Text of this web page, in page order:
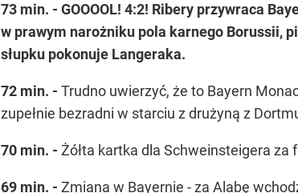
73 min. - GOOOOL! 4:2! Ribery przywraca
w prawym narożniku pola karnego Borussii,
słupku pokonuje Langeraka.
72 min. - Trudno uwierzyć, że to Bayern
zupełnie bezradni w starciu z drużyną z
70 min. - Żółta kartka dla Schweinsteigera za
69 min. - Zmiana w Bayernie - za Alabę